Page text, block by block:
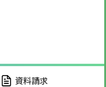
資料請求